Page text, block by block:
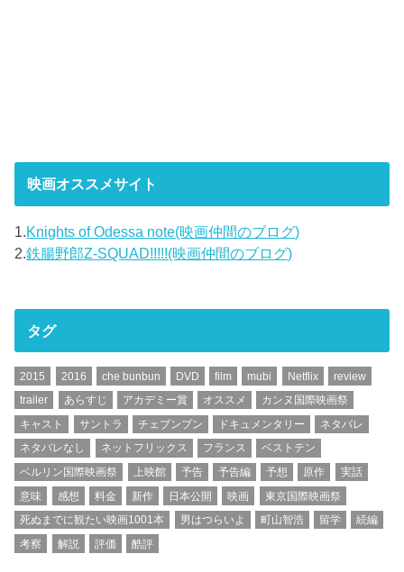
映画オススメサイト
1.Knights of Odessa note(映画仲間のブログ)
2.鉄腸野郎Z-SQUAD!!!!!(映画仲間のブログ)
タグ
2015 2016 che bunbun DVD film mubi Netflix
review
trailer
あらすじ アカデミー賞 オススメ
カンヌ国際映画祭
キャスト
サントラ チェブンブン ドキュメンタリー
ネタバレ
ネタバレなし
ネットフリックス フランス
ベストテン
ベルリン国際映画祭
上映館 予告 予告編 予想 原作
実話
意味
感想 料金 新作 日本公開 映画
東京国際映画祭
死ぬまでに観たい映画1001本
男はつらいよ 町山智浩 留学
続編
考察
解説 評価 酷評